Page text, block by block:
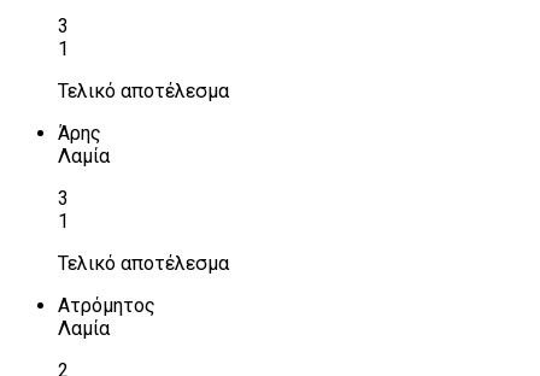
3
1
Τελικό αποτέλεσμα
Άρης
Λαμία
3
1
Τελικό αποτέλεσμα
Ατρόμητος
Λαμία
2